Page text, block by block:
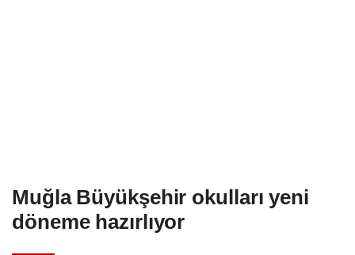
Muğla Büyükşehir okulları yeni
döneme hazırlıyor